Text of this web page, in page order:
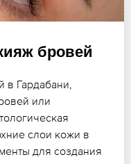
бровей
в Гардабани,
или
слои кожи в
для создания